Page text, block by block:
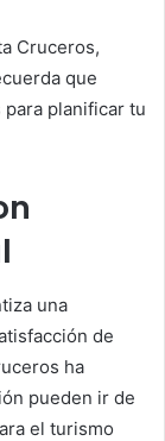
Cruceros,
que
planificar tu
una
de
ha
pueden ir de
el turismo